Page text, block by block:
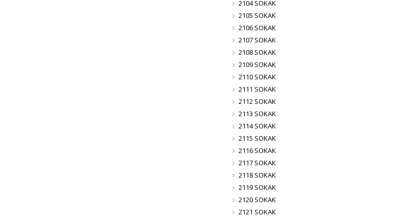
2104 SOKAK
2105 SOKAK
2106 SOKAK
2107 SOKAK
2108 SOKAK
2109 SOKAK
2110 SOKAK
2111 SOKAK
2112 SOKAK
2113 SOKAK
2114 SOKAK
2115 SOKAK
2116 SOKAK
2117 SOKAK
2118 SOKAK
2119 SOKAK
2120 SOKAK
2121 SOKAK